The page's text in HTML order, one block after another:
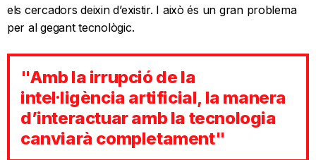
els cercadors deixin d’existir. I això és un gran problema
per al gegant tecnològic.
"Amb la irrupció de la
intel·ligència artificial, la manera
d’interactuar amb la tecnologia
canviarà completament"